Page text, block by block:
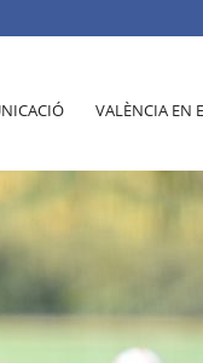
VALÈNCIA EN